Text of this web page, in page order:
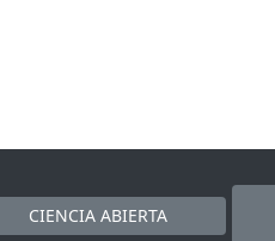
CIENCIA ABIERTA